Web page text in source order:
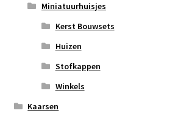
Miniatuurhuisjes
Kerst Bouwsets
Huizen
Stofkappen
Winkels
Kaarsen